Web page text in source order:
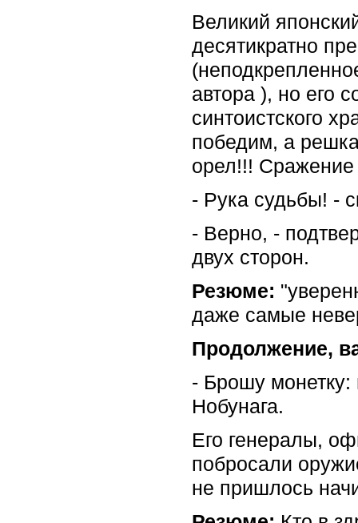
Великий
десятикратно
автора ), но его
синтоистского
победим, а
орел!!!
- Рука судьбы! -
- Верно, -
двух сторон.
Резюме:
даже самые
Продолжение,
- Брошу
Нобунага.
Его генералы,
побросали
не пришлось